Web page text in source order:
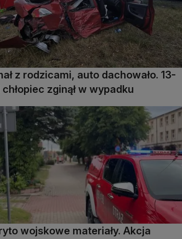
z rodzicami, auto dachowało. 13-
zginął w wypadku
wojskowe materiały. Akcja